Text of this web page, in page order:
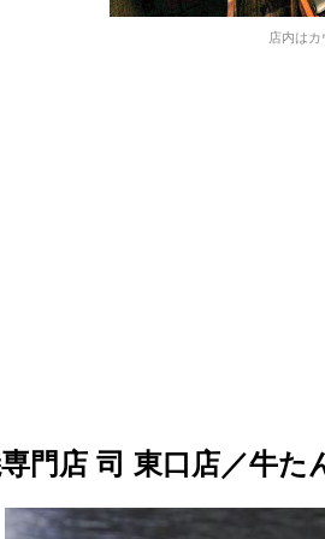
店内は
門店 司 東口店／牛